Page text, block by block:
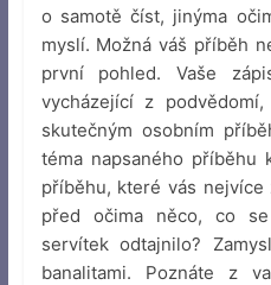
o samotě číst, jinýma
myslí. Možná váš příběh
první pohled. Vaše
vycházející z
skutečným osobním
téma napsaného příběhu
příběhu, které vás nejvíce
před očima něco, co
servítek odtajnilo?
banalitami. Poznáte z